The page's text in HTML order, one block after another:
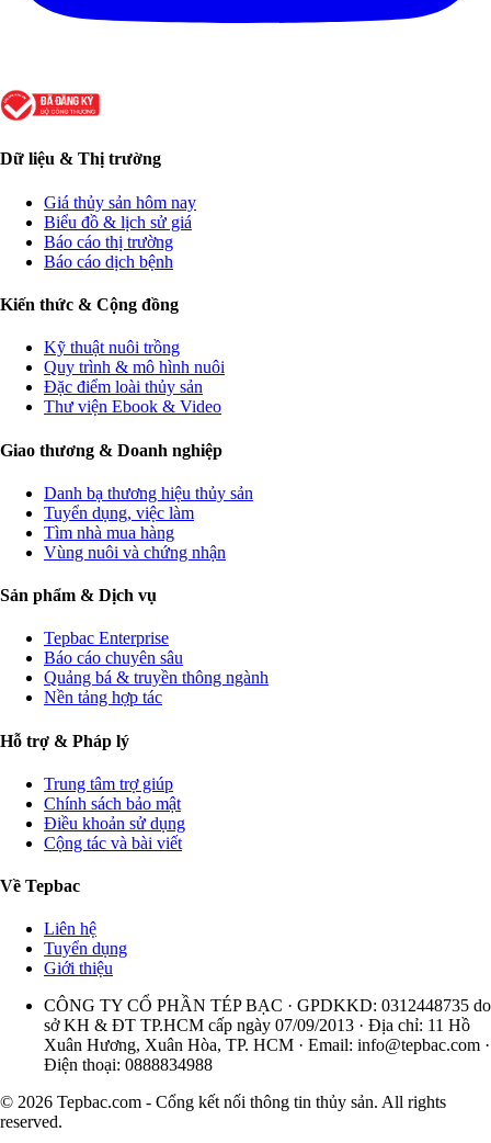
Dữ liệu & Thị trường
Giá thủy sản hôm nay
Biểu đồ & lịch sử giá
Báo cáo thị trường
Báo cáo dịch bệnh
Kiến thức & Cộng đồng
Kỹ thuật nuôi trồng
Quy trình & mô hình nuôi
Đặc điểm loài thủy sản
Thư viện Ebook & Video
Giao thương & Doanh nghiệp
Danh bạ thương hiệu thủy sản
Tuyển dụng, việc làm
Tìm nhà mua hàng
Vùng nuôi và chứng nhận
Sản phẩm & Dịch vụ
Tepbac Enterprise
Báo cáo chuyên sâu
Quảng bá & truyền thông ngành
Nền tảng hợp tác
Hỗ trợ & Pháp lý
Trung tâm trợ giúp
Chính sách bảo mật
Điều khoản sử dụng
Cộng tác và bài viết
Về Tepbac
Liên hệ
Tuyển dụng
Giới thiệu
CÔNG TY CỔ PHẦN TÉP BẠC · GPDKKD: 0312448735 do
sở KH & ĐT TP.HCM cấp ngày 07/09/2013 · Địa chỉ: 11 Hồ
Xuân Hương, Xuân Hòa, TP. HCM · Email: info@tepbac.com ·
Điện thoại: 0888834988
© 2026 Tepbac.com - Cổng kết nối thông tin thủy sản. All rights
reserved.